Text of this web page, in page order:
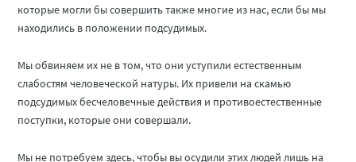
которые могли бы совершить также многие из нас, если бы мы
находились в положении подсудимых.
Мы обвиняем их не в том, что они уступили естественным
слабостям человеческой натуры. Их привели на скамью
подсудимых бесчеловечные действия и противоестественные
поступки, которые они совершали.
Мы не потребуем здесь, чтобы вы осудили этих людей лишь на